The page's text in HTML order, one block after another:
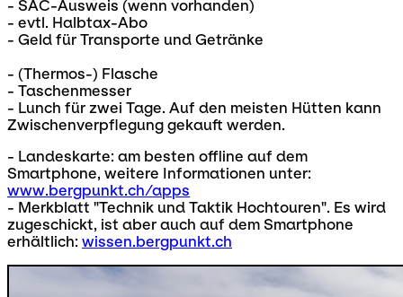
- SAC-Ausweis (wenn vorhanden)
- evtl. Halbtax-Abo
- Geld für Transporte und Getränke
- (Thermos-) Flasche
- Taschenmesser
- Lunch für zwei Tage. Auf den meisten Hütten kann
Zwischenverpflegung gekauft werden.
- Landeskarte: am besten offline auf dem
Smartphone, weitere Informationen unter:
www.bergpunkt.ch/apps
- Merkblatt "Technik und Taktik Hochtouren". Es wird
zugeschickt, ist aber auch auf dem Smartphone
erhältlich: wissen.bergpunkt.ch